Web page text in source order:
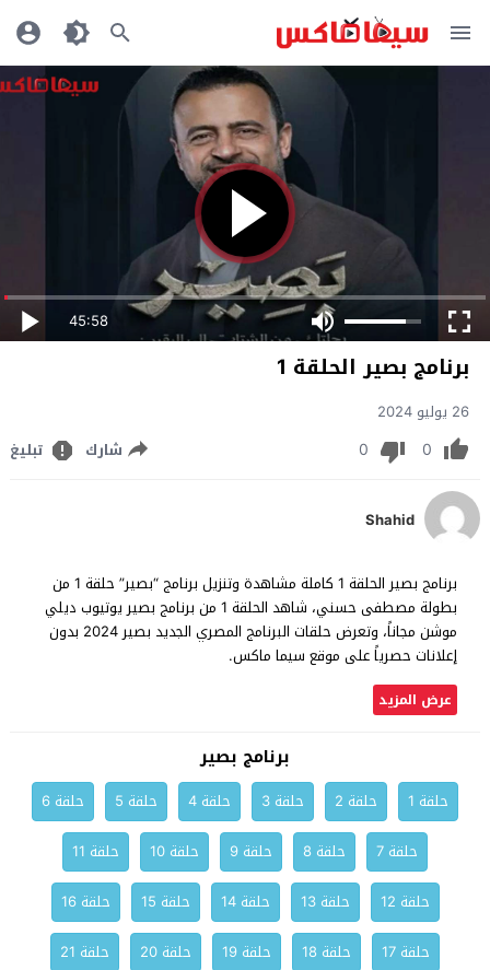
45:58
ﺑﺮﻧﺎﻣﺞ بصير الحلقة 1
26 يوليو 2024
0
0 شارك تبليغ
Shahid
ﺑﺮﻧﺎﻣﺞ بصير الحلقة 1 كاملة مشاهدة وتنزيل ﺑﺮﻧﺎﻣﺞ “بصير” حلقة 1 من
بطولة مصطفى حسني، شاهد الحلقة 1 من ﺑﺮﻧﺎﻣﺞ بصير يوتيوب ديلي
موشن مجاناً، وتعرض حلقات البرنامج المصري الجديد بصير 2024 بدون
إعلانات حصرياً على موقع سيما ماكس.
عرض المزيد
ﺑﺮﻧﺎﻣﺞ بصير
حلقة 1 حلقة 2 حلقة 3 حلقة 4 حلقة 5
حلقة 6
حلقة 7
حلقة 8 حلقة 9 حلقة 10
حلقة 11
حلقة 12
حلقة 13 حلقة 14 حلقة 15
حلقة 16
حلقة 17
حلقة 18 حلقة 19 حلقة 20
حلقة 21